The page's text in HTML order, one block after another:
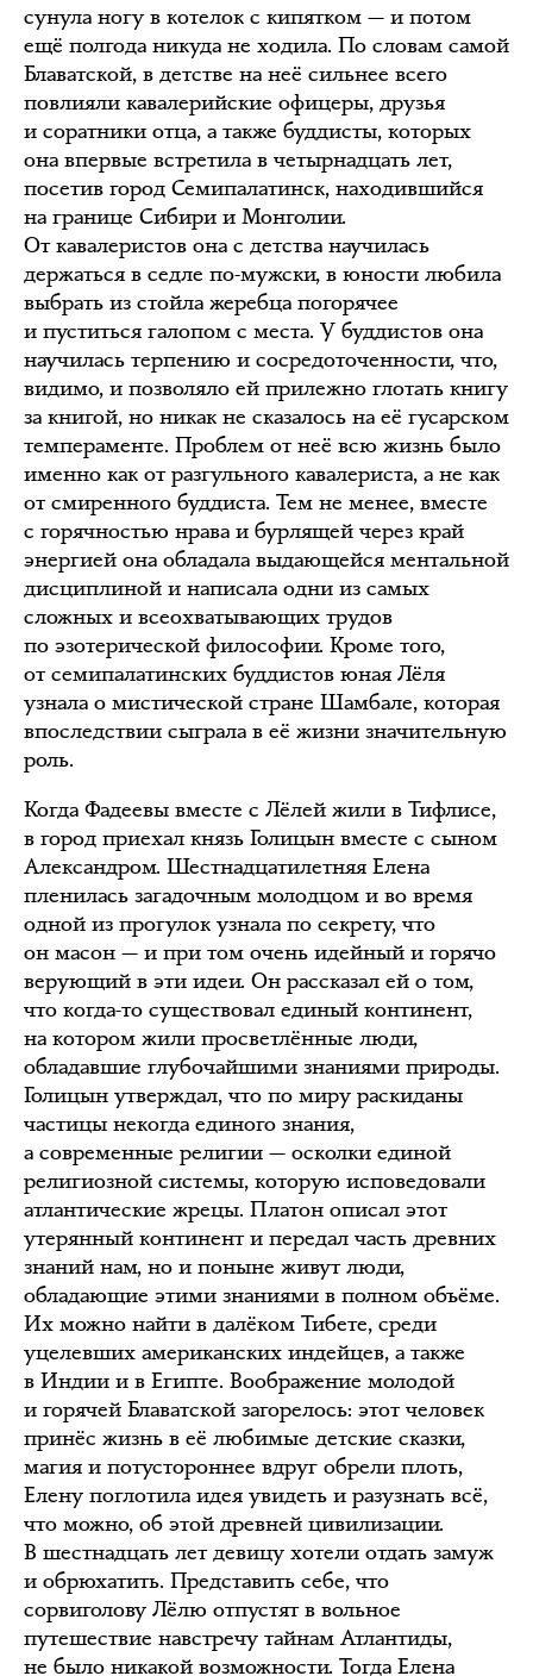
сунула ногу в котелок с кипятком — и потом
ещё полгода никуда не ходила. По словам самой
Блаватской, в детстве на неё сильнее всего
повлияли кавалерийские офицеры, друзья
и соратники отца, а также буддисты, которых
она впервые встретила в четырнадцать лет,
посетив город Семипалатинск, находившийся
на границе Сибири и Монголии.
От кавалеристов она с детства научилась
держаться в седле по-мужски, в юности любила
выбрать из стойла жеребца погорячее
и пуститься галопом с места. У буддистов она
научилась терпению и сосредоточенности, что,
видимо, и позволяло ей прилежно глотать книгу
за книгой, но никак не сказалось на её гусарском
темпераменте. Проблем от неё всю жизнь было
именно как от разгульного кавалериста, а не как
от смиренного буддиста. Тем не менее, вместе
с горячностью нрава и бурлящей через край
энергией она обладала выдающейся ментальной
дисциплиной и написала одни из самых
сложных и всеохватывающих трудов
по эзотерической философии. Кроме того,
от семипалатинских буддистов юная Лёля
узнала о мистической стране Шамбале, которая
впоследствии сыграла в её жизни значительную
роль.
Когда Фадеевы вместе с Лёлей жили в Тифлисе,
в город приехал князь Голицын вместе с сыном
Александром. Шестнадцатилетняя Елена
пленилась загадочным молодцом и во время
одной из прогулок узнала по секрету, что
он масон — и при том очень идейный и горячо
верующий в эти идеи. Он рассказал ей о том,
что когда-то существовал единый континент,
на котором жили просветлённые люди,
обладавшие глубочайшими знаниями природы.
Голицын утверждал, что по миру раскиданы
частицы некогда единого знания,
а современные религии — осколки единой
религиозной системы, которую исповедовали
атлантические жрецы. Платон описал этот
утерянный континент и передал часть древних
знаний нам, но и поныне живут люди,
обладающие этими знаниями в полном объёме.
Их можно найти в далёком Тибете, среди
уцелевших американских индейцев, а также
в Индии и в Египте. Воображение молодой
и горячей Блаватской загорелось: этот человек
принёс жизнь в её любимые детские сказки,
магия и потустороннее вдруг обрели плоть,
Елену поглотила идея увидеть и разузнать всё,
что можно, об этой древней цивилизации.
В шестнадцать лет девицу хотели отдать замуж
и обрюхатить. Представить себе, что
сорвиголову Лёлю отпустят в вольное
путешествие навстречу тайнам Атлантиды,
не было никакой возможности. Тогда Елена